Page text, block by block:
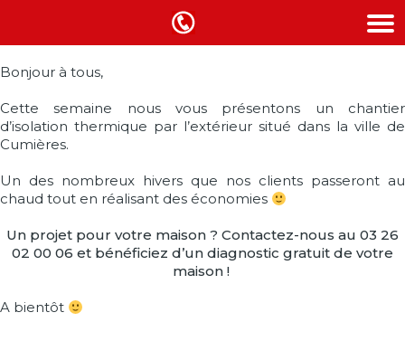
Bonjour à tous,
Cette semaine nous vous présentons un chantier
d’isolation thermique par l’extérieur situé dans la ville de
Cumières.
Un des nombreux hivers que nos clients passeront au
chaud tout en réalisant des économies
Un projet pour votre maison ? Contactez-nous au 03 26
02 00 06 et bénéficiez d’un diagnostic gratuit de votre
maison !
A bientôt